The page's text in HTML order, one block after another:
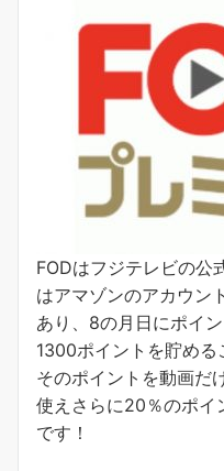
FODはフジテレビの公
はアマゾンのアカウン
あり、8の月日にポイ
1300ポイントを貯める
そのポイントを動画だ
使えさらに20％のポイ
です！